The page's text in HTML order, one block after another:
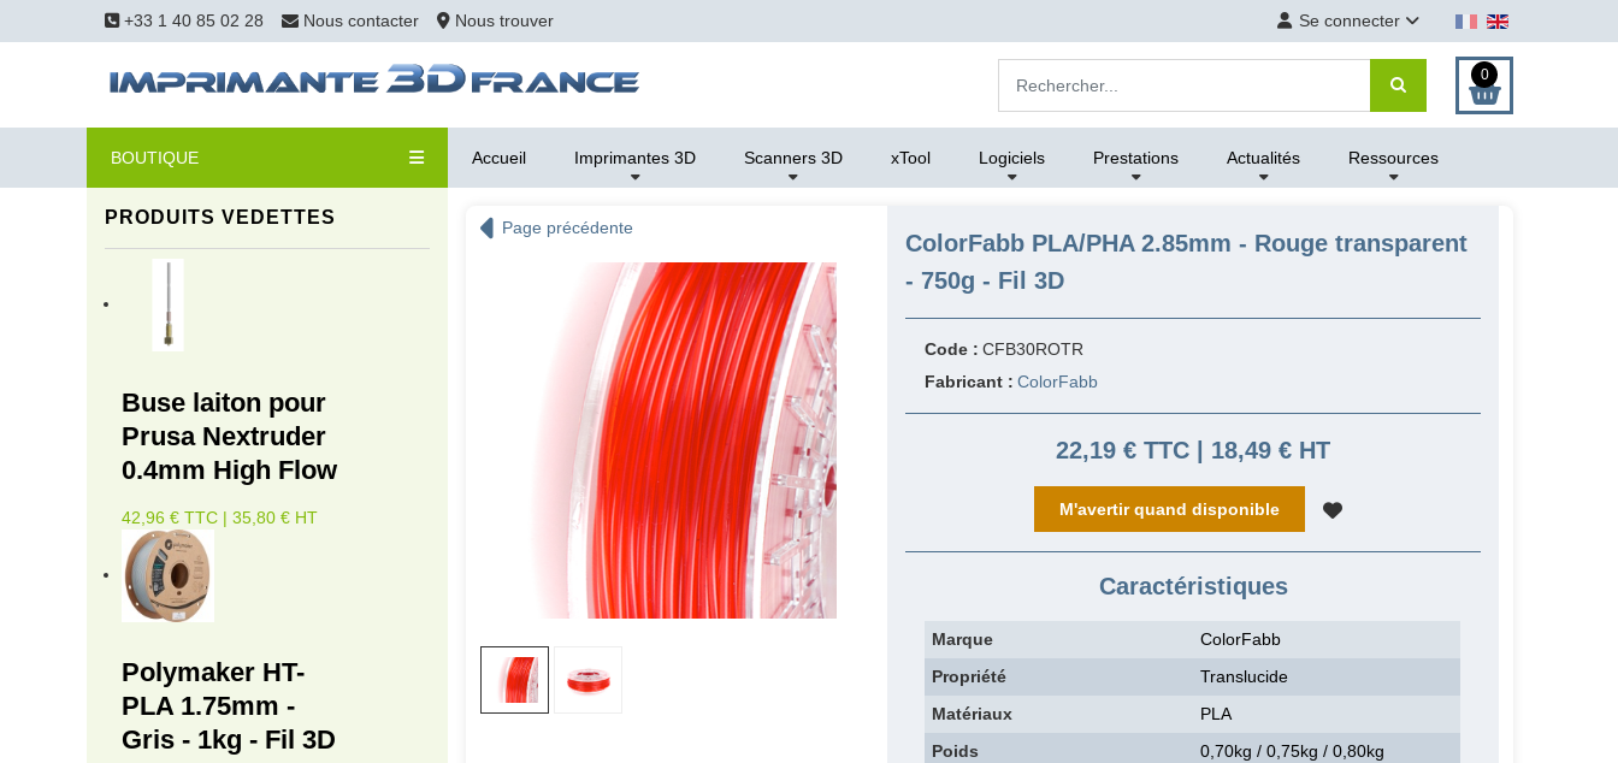
+33 1 40 85 02 28 Nous contacter Nous trouver Se connecter
0
BOUTIQUE Accueil Imprimantes 3D Scanners 3D xTool Logiciels Prestations Actualités Ressources
PRODUITS VEDETTES
Buse laiton pour
Prusa Nextruder
0.4mm High Flow
42,96 € TTC | 35,80 € HT
Polymaker HT-
PLA 1.75mm -
Gris - 1kg - Fil 3D
Page précédente
ColorFabb PLA/PHA 2.85mm - Rouge transparent
- 750g - Fil 3D
Code :CFB30ROTR
Fabricant :ColorFabb
22,19 € TTC | 18,49 € HT
M'avertir quand disponible
Caractéristiques
Marque
ColorFabb
Propriété
Translucide
Matériaux
PLA
Poids
0,70kg / 0,75kg / 0,80kg